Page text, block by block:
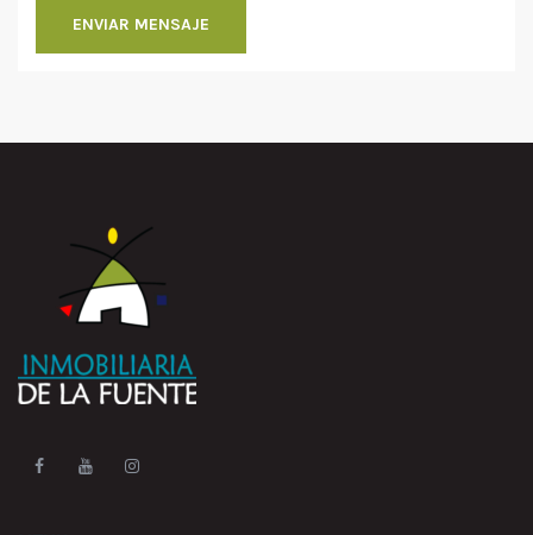
ENVIAR MENSAJE